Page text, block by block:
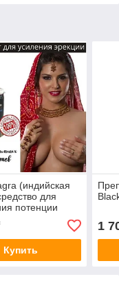
(индийская
для
потенции
Купить
1